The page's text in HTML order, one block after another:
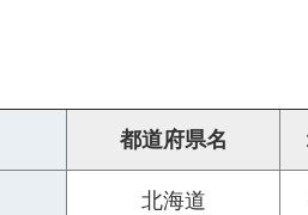
都道府県名
北海道